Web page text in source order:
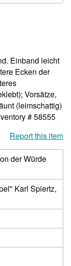
Einband leicht
Ecken der
Vorsätze,
(leimschattig)
# 58555
Report this item
der Würde
Karl Spiertz,